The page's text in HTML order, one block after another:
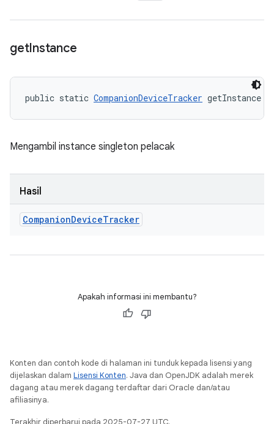
getInstance
public static CompanionDeviceTracker getInstance
Mengambil instance singleton pelacak
Hasil
CompanionDeviceTracker
Apakah informasi ini membantu?
Konten dan contoh kode di halaman ini tunduk kepada lisensi yang
dijelaskan dalam Lisensi Konten. Java dan OpenJDK adalah merek
dagang atau merek dagang terdaftar dari Oracle dan/atau
afiliasinya.
Terakhir diperbarui pada 2025-07-27 UTC.